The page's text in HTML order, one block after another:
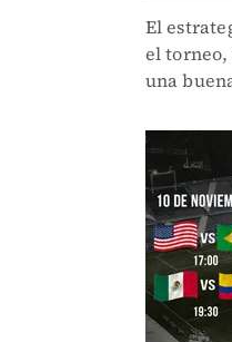
El
el torneo,
una